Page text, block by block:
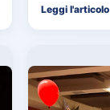
Leggi l'articolo